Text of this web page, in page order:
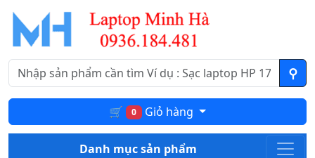
🛒 0 Giỏ hàng
Danh mục sản phẩm